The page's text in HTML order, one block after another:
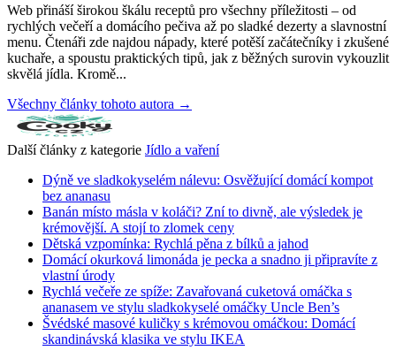
Web přináší širokou škálu receptů pro všechny příležitosti – od
rychlých večeří a domácího pečiva až po sladké dezerty a slavnostní
menu. Čtenáři zde najdou nápady, které potěší začátečníky i zkušené
kuchaře, a spoustu praktických tipů, jak z běžných surovin vykouzlit
skvělá jídla. Kromě...
Všechny články tohoto autora →
Další články z kategorie Jídlo a vaření
Dýně ve sladkokyselém nálevu: Osvěžující domácí kompot
bez ananasu
Banán místo másla v koláči? Zní to divně, ale výsledek je
krémovější. A stojí to zlomek ceny
Dětská vzpomínka: Rychlá pěna z bílků a jahod
Domácí okurková limonáda je pecka a snadno ji připravíte z
vlastní úrody
Rychlá večeře ze spíže: Zavařovaná cuketová omáčka s
ananasem ve stylu sladkokyselé omáčky Uncle Ben’s
Švédské masové kuličky s krémovou omáčkou: Domácí
skandinávská klasika ve stylu IKEA